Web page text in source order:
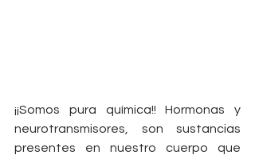
¡¡Somos pura química!! Hormonas y
neurotransmisores, son sustancias
presentes en nuestro cuerpo que